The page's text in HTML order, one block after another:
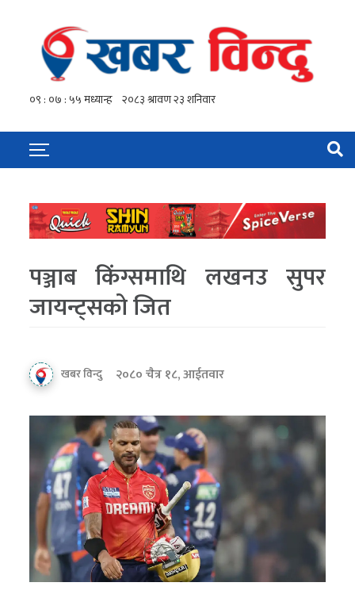
पञ्जाब किंग्समाथि लखनउ सुपर
जायन्ट्सको जित
खबर विन्दु २०८० चैत्र १८, आईतवार